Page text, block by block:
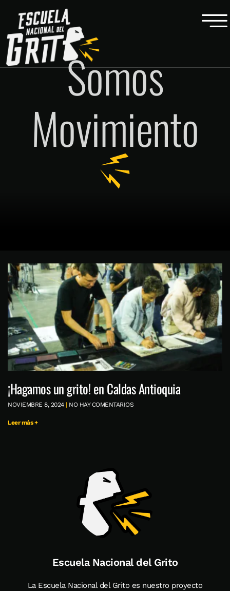
Somos
Movimiento
¡Hagamos un grito! en Caldas Antioquia
NOVIEMBRE 8, 2024 NO HAY COMENTARIOS
Leer más +
Escuela Nacional del Grito
La Escuela Nacional del Grito es nuestro proyecto